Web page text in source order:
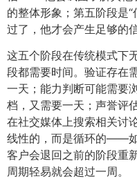
的整体形象；第五阶段是
过了，他才会产生足够的
这五个阶段在传统模式下
段都需要时间。验证存在
一天；能力判断可能需要
档，又需要一天；声誉评
在社交媒体上搜索相关讨
线性的，而是循环的——
客户会退回之前的阶段重
周期轻易就会超过一周。